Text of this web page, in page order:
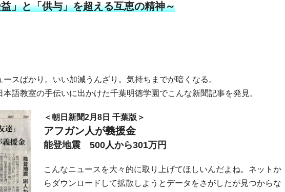
」と「供与」を超える互恵の精神～
スばかり。いい加減うんざり。気持ちまでが暗くなる。
語教室の手伝いに出かけた千葉明徳学園でこんな新聞記事を発見。
＜朝日新聞2月8日 千葉版＞
アフガン人が義援金
能登地震 500人から301万円
こんなニュースを大々的に取り上げてほしいんだよね。ネットか
らダウンロードして拡散しようとデータをさがしたが見つからな